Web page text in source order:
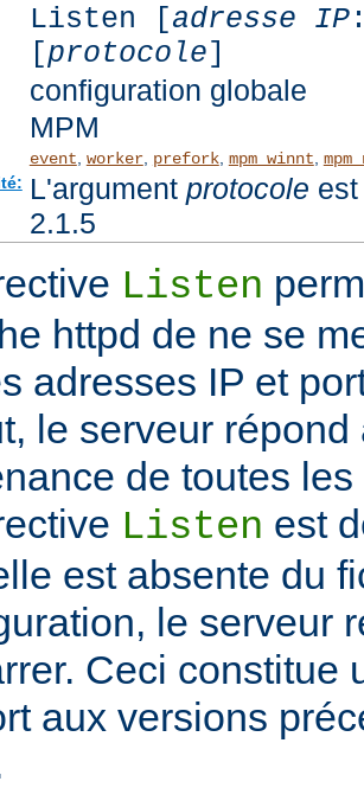
Listen [adresse IP
[protocole]
configuration globale
MPM
event worker, prefork, mpm_winnt
L'argument protocole
2.1.5
Listen
httpd de ne se
adresses IP et
le serveur
de toutes
Listen est
est absente du
le serveur
Ceci constitue
aux versions